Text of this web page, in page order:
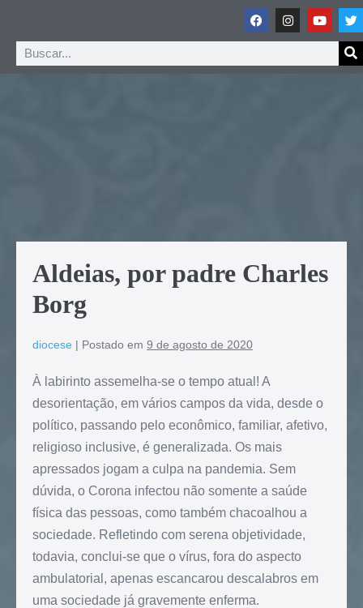
Aldeias, por padre Charles
Borg
diocese | Postado em 9 de agosto de 2020
À labirinto assemelha-se o tempo atual! A
desorientação, em vários campos da vida, desde o
político, passando pelo econômico, familiar, afetivo,
religioso inclusive, é generalizada. Os mais
apressados jogam a culpa na pandemia. Sem
dúvida, o Corona infectou não somente a saúde
física das pessoas, como também chacoalhou a
sociedade. Refletindo com serena objetividade,
todavia, conclui-se que o vírus, fora do aspecto
ambulatorial, apenas escancarou descalabros em
uma sociedade já gravemente enferma.